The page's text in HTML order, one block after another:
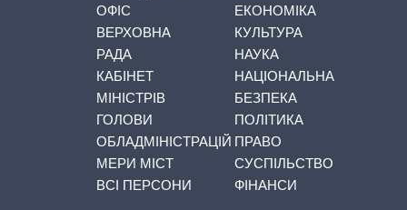
ОФІС
ВЕРХОВНА
РАДА
КАБІНЕТ
МІНІСТРІВ
ГОЛОВИ
ОБЛАДМІНІСТРАЦІЙ
МЕРИ МІСТ
ВСІ ПЕРСОНИ
ЕКОНОМІКА
КУЛЬТУРА
НАУКА
НАЦІОНАЛЬНА
БЕЗПЕКА
ПОЛІТИКА
ПРАВО
СУСПІЛЬСТВО
ФІНАНСИ